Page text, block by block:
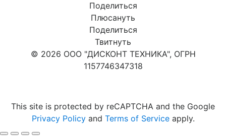
Поделиться
Плюсануть
Поделиться
Твитнуть
© 2026 ООО "ДИСКОНТ ТЕХНИКА", ОГРН
1157746347318
This site is protected by reCAPTCHA and the Google
Privacy Policyand Terms of Serviceapply.